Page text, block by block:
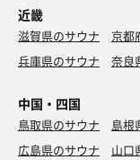
近畿
滋賀県のサウナ 京都
兵庫県のサウナ
奈良
中国・四国
鳥取県のサウナ 島根
広島県のサウナ
山口